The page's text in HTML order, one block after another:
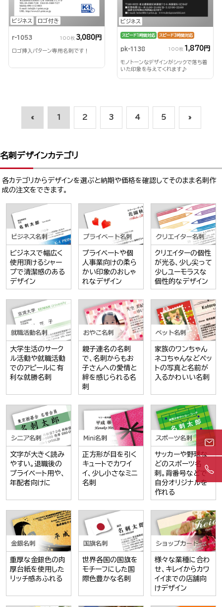
ビジネス ロゴ付き
r-1053 100枚 3,080円
ロゴ挿入パターン専用名刺です！
ビジネス
スピード1時間対応 スピード3時間対応
pk-1138 100枚 1,870円
モノトーンなデザインがシックで落ち着
いた印象を与えてくれます♪
« 1 2 3 4 5 »
名刺デザインカテゴリ
各カテゴリからデザインを選ぶと納期や価格を確認してそのまま名刺作
成の注文をできます。
ビジネスで幅広く
使用頂けるシャー
プで清潔感のある
デザイン
プライベートや個
人事業向けの柔ら
かい印象のおしゃ
れなデザイン
クリエイターの個性
が光る、少し尖って
少しユーモラスな
個性的なデザイン
大学生活のサーク
ル活動や就職活動
でのアピールに有
利な就勝名刺
親子連名の名刺
で、名刺からもお
子さんへの愛情と
絆を感じられる名
刺
家族のワンちゃん
ネコちゃんなどペッ
トの写真と名前が
入るかわいい名刺
文字が大きく読み
やすい。退職後の
プライベート用や、
年配者向けに
正方形が目を引く
キュートでカワイ
イ、少し小さなミニ
名刺
サッカーや野球な
どのスポーツ名
刺。背番号などで
自分オリジナルを
作れる
重厚な金銀色の肉
厚台紙を使用した
リッチ感あふれる
世界各国の国旗を
モチーフにした国
際色豊かな名刺
様々な業種に合わ
せ、キレイからカワ
イイまでの店舗向
けデザイン